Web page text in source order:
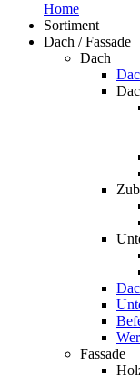
Home
Sortiment
Dach / Fassade
Dach
Fassade